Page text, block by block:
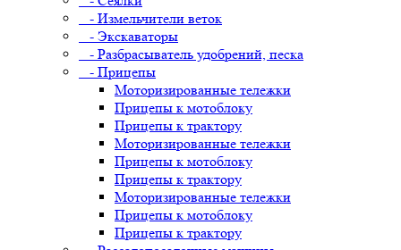
- Измельчители веток
- Экскаваторы
- Разбрасыватель удобрений, песка
- Прицепы
Моторизированные тележки
Прицепы к мотоблоку
Прицепы к трактору
Моторизированные тележки
Прицепы к мотоблоку
Прицепы к трактору
Моторизированные тележки
Прицепы к мотоблоку
Прицепы к трактору